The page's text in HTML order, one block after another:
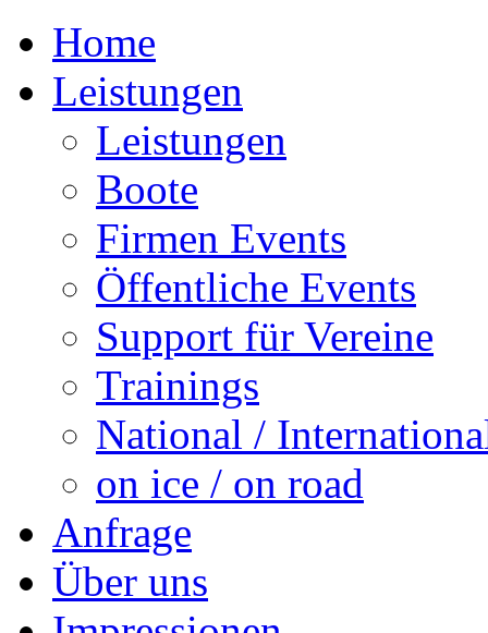
Home
Leistungen
Leistungen
Boote
Firmen Events
Öffentliche Events
Support für Vereine
Trainings
National /
on ice / on road
Anfrage
Über uns